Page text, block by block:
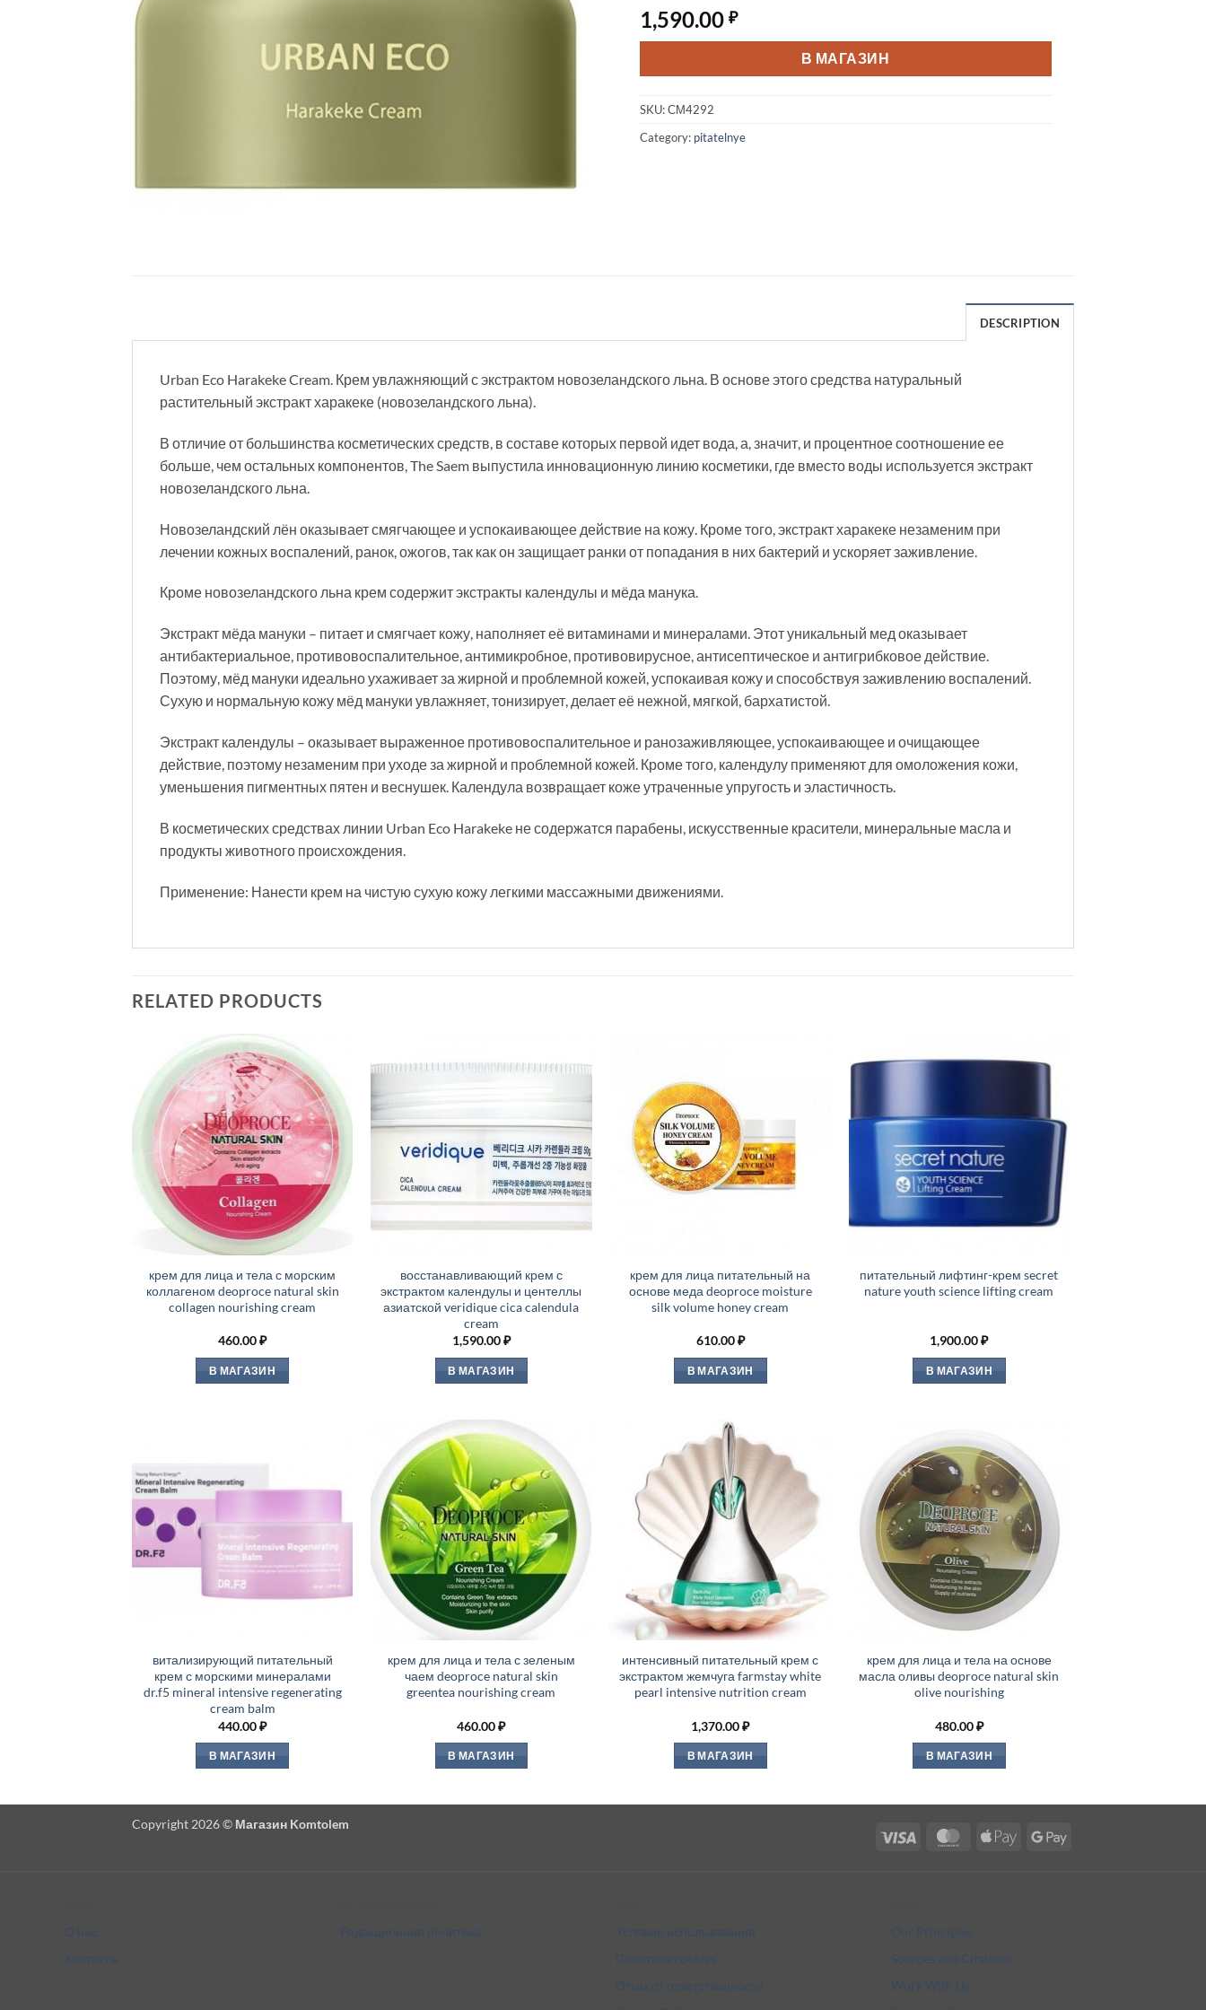
1,590.00 ₽
В МАГАЗИН
SKU:СМ4292
Category: pitatelnye
DESCRIPTION
Urban Eco Harakeke Cream. Крем увлажняющий с экстрактом новозеландского льна. В основе этого средства натуральный
растительный экстракт харакеке (новозеландского льна).
В отличие от большинства косметических средств, в составе которых первой идет вода, а, значит, и процентное соотношение ее
больше, чем остальных компонентов, The Saem выпустила инновационную линию косметики, где вместо воды используется экстракт
новозеландского льна.
Новозеландский лён оказывает смягчающее и успокаивающее действие на кожу. Кроме того, экстракт харакеке незаменим при
лечении кожных воспалений, ранок, ожогов, так как он защищает ранки от попадания в них бактерий и ускоряет заживление.
Кроме новозеландского льна крем содержит экстракты календулы и мёда манука.
Экстракт мёда мануки – питает и смягчает кожу, наполняет её витаминами и минералами. Этот уникальный мед оказывает
антибактериальное, противовоспалительное, антимикробное, противовирусное, антисептическое и антигрибковое действие.
Поэтому, мёд мануки идеально ухаживает за жирной и проблемной кожей, успокаивая кожу и способствуя заживлению воспалений.
Сухую и нормальную кожу мёд мануки увлажняет, тонизирует, делает её нежной, мягкой, бархатистой.
Экстракт календулы – оказывает выраженное противовоспалительное и ранозаживляющее, успокаивающее и очищающее
действие, поэтому незаменим при уходе за жирной и проблемной кожей. Кроме того, календулу применяют для омоложения кожи,
уменьшения пигментных пятен и веснушек. Календула возвращает коже утраченные упругость и эластичность.
В косметических средствах линии Urban Eco Harakeke не содержатся парабены, искусственные красители, минеральные масла и
продукты животного происхождения.
Применение: Нанести крем на чистую сухую кожу легкими массажными движениями.
RELATED PRODUCTS
крем для лица и тела с морским
коллагеном deoproce natural skin
collagen nourishing cream
460.00₽
В МАГАЗИН
восстанавливающий крем с
экстрактом календулы и центеллы
азиатской veridique cica calendula
cream
1,590.00₽
В МАГАЗИН
крем для лица питательный на
основе меда deoproce moisture
silk volume honey cream
610.00₽
В МАГАЗИН
питательный лифтинг-крем secret
nature youth science lifting cream
1,900.00₽
В МАГАЗИН
витализирующий питательный
крем с морскими минералами
dr.f5 mineral intensive regenerating
cream balm
440.00₽
В МАГАЗИН
крем для лица и тела с зеленым
чаем deoproce natural skin
greentea nourishing cream
460.00₽
В МАГАЗИН
интенсивный питательный крем с
экстрактом жемчуга farmstay white
pearl intensive nutrition cream
1,370.00₽
В МАГАЗИН
крем для лица и тела на основе
масла оливы deoproce natural skin
olive nourishing
480.00₽
В МАГАЗИН
Visa MasterCardApple
Google
Copyright 2026 © Магазин Komtolem
О нас
Контакты
Редакционная политика
Условия использования
Политика cookies
Отказ от ответственности
Our Principles
Sources and Citations
Work With Us